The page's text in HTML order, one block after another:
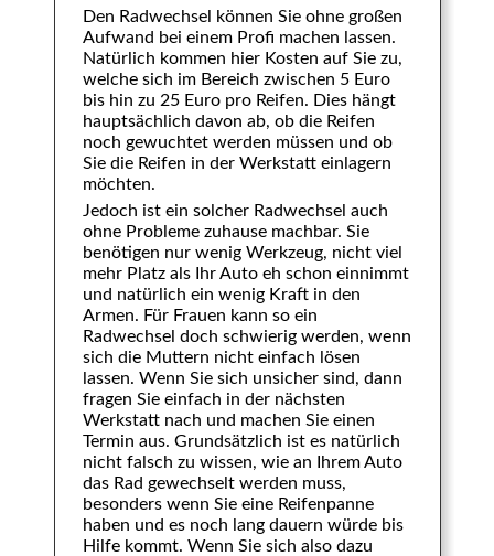
Den Radwechsel können Sie ohne großen
Aufwand bei einem Profi machen lassen.
Natürlich kommen hier Kosten auf Sie zu,
welche sich im Bereich zwischen 5 Euro
bis hin zu 25 Euro pro Reifen. Dies hängt
hauptsächlich davon ab, ob die Reifen
noch gewuchtet werden müssen und ob
Sie die Reifen in der Werkstatt einlagern
möchten.
Jedoch ist ein solcher Radwechsel auch
ohne Probleme zuhause machbar. Sie
benötigen nur wenig Werkzeug, nicht viel
mehr Platz als Ihr Auto eh schon einnimmt
und natürlich ein wenig Kraft in den
Armen. Für Frauen kann so ein
Radwechsel doch schwierig werden, wenn
sich die Muttern nicht einfach lösen
lassen. Wenn Sie sich unsicher sind, dann
fragen Sie einfach in der nächsten
Werkstatt nach und machen Sie einen
Termin aus. Grundsätzlich ist es natürlich
nicht falsch zu wissen, wie an Ihrem Auto
das Rad gewechselt werden muss,
besonders wenn Sie eine Reifenpanne
haben und es noch lang dauern würde bis
Hilfe kommt. Wenn Sie sich also dazu